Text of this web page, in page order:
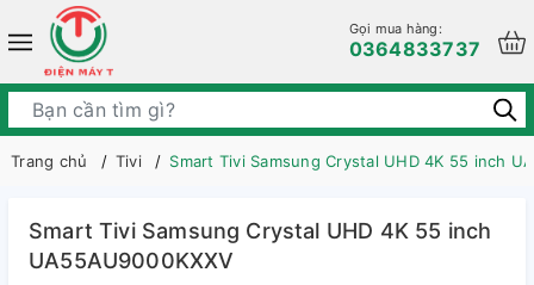
Gọi mua hàng:
0364833737
Trang chủ Tivi Smart Tivi Samsung Crystal UHD 4K 55 inch
Smart Tivi Samsung Crystal UHD 4K 55 inch
UA55AU9000KXXV